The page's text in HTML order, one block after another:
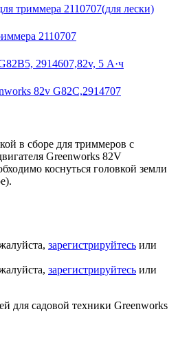
триммера 2110707(для лески)
2110707
2914607,82v, 5 А·ч
82v G82C,2914707
в сборе для триммеров с
Greenworks 82V
коснуться головкой земли
зарегистрируйтесь или
зарегистрируйтесь или
для садовой техники Greenworks